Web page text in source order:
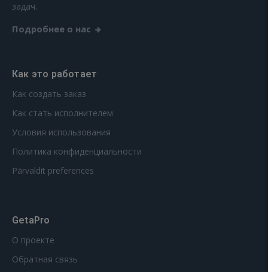
задач.
Подробнее о нас
Как это работает
Как создать заказ
Как стать исполнителем
Условия использования
Политика конфиденциальности
Pārvaldīt preferences
GetaPro
О проекте
Обратная связь